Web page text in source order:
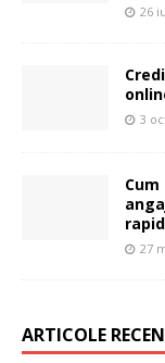
26
3
27
ARTICOLE